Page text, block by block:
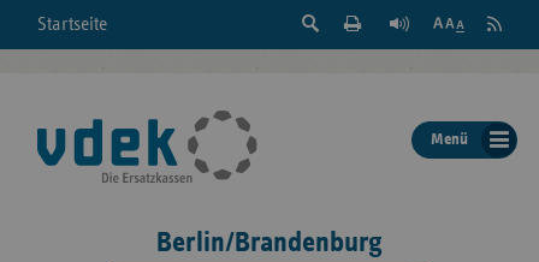
Startseite
Suche
der
Seite
Feed
Menü
Berlin/Brandenburg